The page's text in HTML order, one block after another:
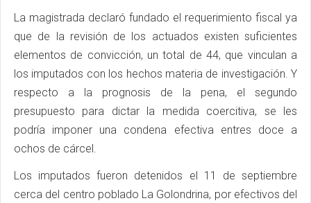
La magistrada declaró fundado el requerimiento fiscal ya
que de la revisión de los actuados existen suficientes
elementos de convicción, un total de 44, que vinculan a
los imputados con los hechos materia de investigación. Y
respecto a la prognosis de la pena, el segundo
presupuesto para dictar la medida coercitiva, se les
podría imponer una condena efectiva entres doce a
ochos de cárcel.
Los imputados fueron detenidos el 11 de septiembre
cerca del centro poblado La Golondrina, por efectivos del